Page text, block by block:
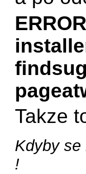
Takze
Kdyby
!